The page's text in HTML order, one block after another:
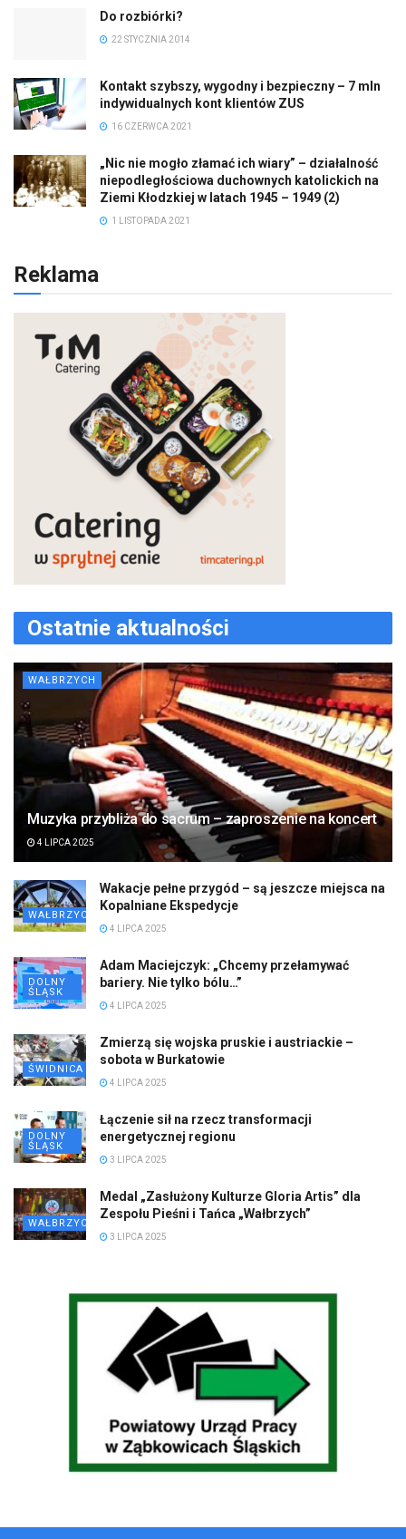
Do rozbiórki?
22 STYCZNIA 2014
Kontakt szybszy, wygodny i bezpieczny – 7 mln
indywidualnych kont klientów ZUS
16 CZERWCA 2021
„Nic nie mogło złamać ich wiary” – działalność
niepodległościowa duchownych katolickich na
Ziemi Kłodzkiej w latach 1945 – 1949 (2)
1 LISTOPADA 2021
Reklama
Ostatnie aktualności
WAŁBRZYCH
Muzyka przybliża do sacrum – zaproszenie na koncert
4 LIPCA 2025
WAŁBRZYCH
Wakacje pełne przygód – są jeszcze miejsca na
Kopalniane Ekspedycje
4 LIPCA 2025
DOLNY
ŚLĄSK
Adam Maciejczyk: „Chcemy przełamywać
bariery. Nie tylko bólu…”
4 LIPCA 2025
ŚWIDNICA
Zmierzą się wojska pruskie i austriackie –
sobota w Burkatowie
4 LIPCA 2025
DOLNY
ŚLĄSK
Łączenie sił na rzecz transformacji
energetycznej regionu
3 LIPCA 2025
WAŁBRZYCH
Medal „Zasłużony Kulturze Gloria Artis” dla
Zespołu Pieśni i Tańca „Wałbrzych”
3 LIPCA 2025